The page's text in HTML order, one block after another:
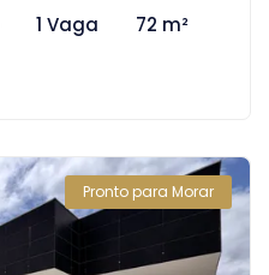
1 Vaga 72 m²
Pronto para Morar